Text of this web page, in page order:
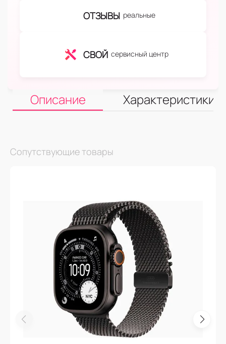
ОТЗЫВЫ реальные
СВОЙ сервисный центр
Описание Характеристики
Сопутствующие товары